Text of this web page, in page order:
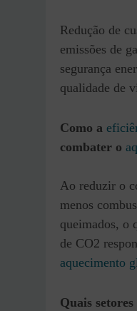
Redução de
emissões de
segurança
qualidade de
Como a
combater o
Ao reduzir o
menos
queimados, o
de CO2
aquecimento
Quais